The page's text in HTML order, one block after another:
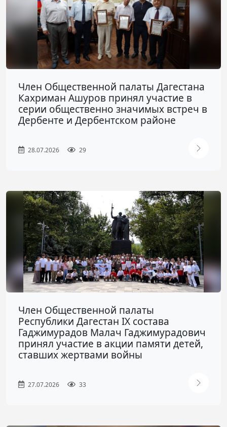
Член Общественной палаты Дагестана
Кахриман Ашуров принял участие в
серии общественно значимых встреч в
Дербенте и Дербентском районе
28.07.2026 29
Член Общественной палаты
Республики Дагестан IX состава
Гаджимурадов Малач Гаджимурадович
принял участие в акции памяти детей,
ставших жертвами войны
27.07.2026 33